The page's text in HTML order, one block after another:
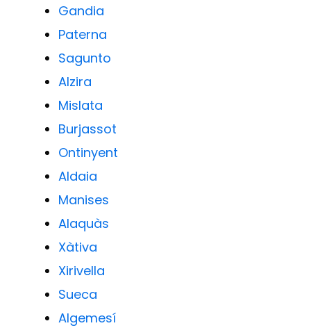
Gandia
Paterna
Sagunto
Alzira
Mislata
Burjassot
Ontinyent
Aldaia
Manises
Alaquàs
Xàtiva
Xirivella
Sueca
Algemesí